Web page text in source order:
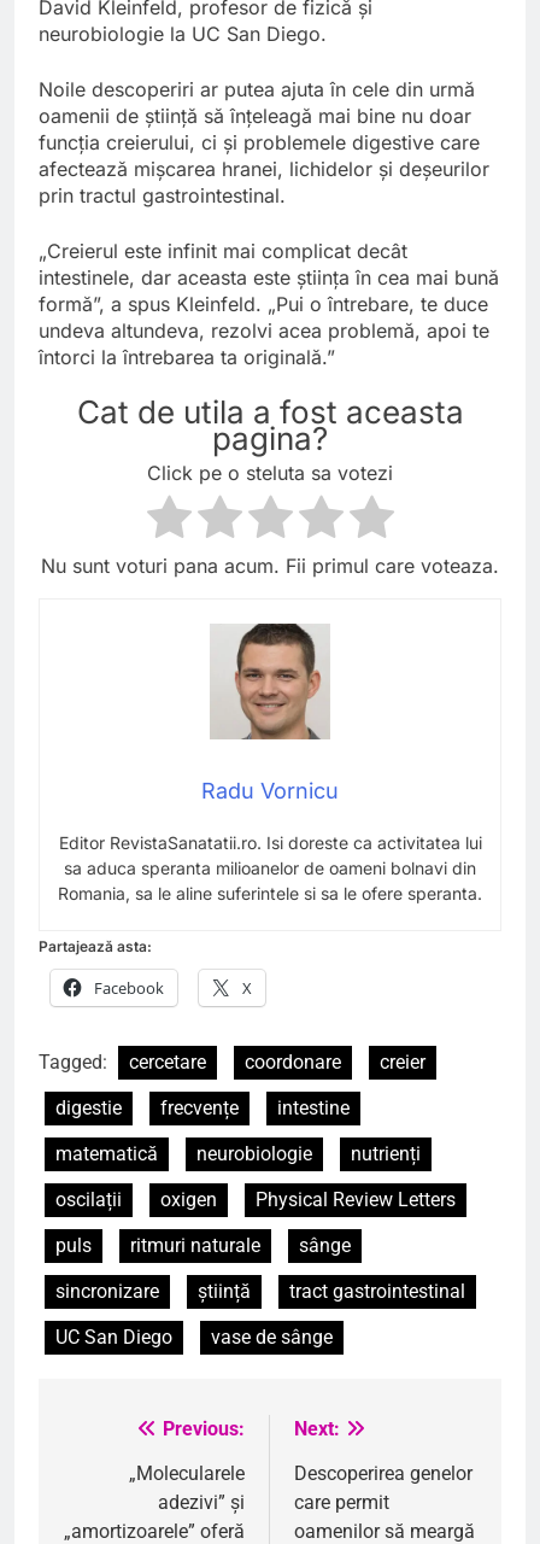
David Kleinfeld, profesor de fizică și
neurobiologie la UC San Diego.
Noile descoperiri ar putea ajuta în cele din urmă
oamenii de știință să înțeleagă mai bine nu doar
funcția creierului, ci și problemele digestive care
afectează mișcarea hranei, lichidelor și deșeurilor
prin tractul gastrointestinal.
„Creierul este infinit mai complicat decât
intestinele, dar aceasta este știința în cea mai bună
formă”, a spus Kleinfeld. „Pui o întrebare, te duce
undeva altundeva, rezolvi acea problemă, apoi te
întorci la întrebarea ta originală.”
Cat de utila a fost aceasta
pagina?
Click pe o steluta sa votezi
Nu sunt voturi pana acum. Fii primul care voteaza.
Radu Vornicu
Editor RevistaSanatatii.ro. Isi doreste ca activitatea lui
sa aduca speranta milioanelor de oameni bolnavi din
Romania, sa le aline suferintele si sa le ofere speranta.
Partajează asta:
Facebook X
Tagged: cercetare coordonare
creier
digestie
frecvențe
intestine
matematică
neurobiologie
nutrienți
oscilații
oxigen
Physical Review Letters
puls
ritmuri naturale
sânge
sincronizare
știință
tract gastrointestinal
UC San Diego
vase de sânge
Navigare
articole
Previous:
„Molecularele
adezivi” și
„amortizoarele” oferă
Next:
Descoperirea genelor
care permit
oamenilor să meargă